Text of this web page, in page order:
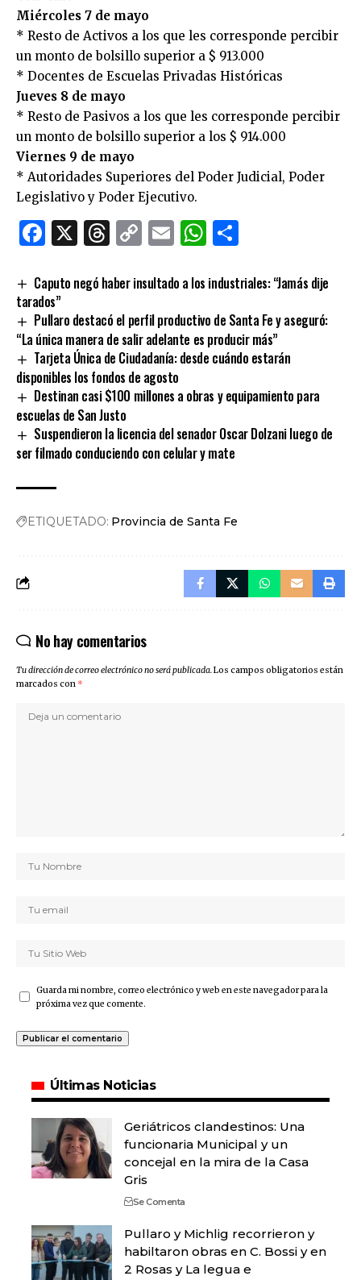
Miércoles 7 de mayo
* Resto de Activos a los que les corresponde percibir
un monto de bolsillo superior a $ 913.000
* Docentes de Escuelas Privadas Históricas
Jueves 8 de mayo
* Resto de Pasivos a los que les corresponde percibir
un monto de bolsillo superior a los $ 914.000
Viernes 9 de mayo
* Autoridades Superiores del Poder Judicial, Poder
Legislativo y Poder Ejecutivo.
Facebook
X Threads
CopyEmailWhatsApp
Caputo negó haber insultado a los industriales: “Jamás dije
tarados”
Pullaro destacó el perfil productivo de Santa Fe y aseguró:
“La única manera de salir adelante es producir más”
Tarjeta Única de Ciudadanía: desde cuándo estarán
disponibles los fondos de agosto
Destinan casi $100 millones a obras y equipamiento para
escuelas de San Justo
Suspendieron la licencia del senador Oscar Dolzani luego de
ser filmado conduciendo con celular y mate
ETIQUETADO: Provincia de Santa Fe
No hay comentarios
Tu dirección de correo electrónico no será publicada.Los campos obligatorios están
marcados con *
Guarda mi nombre, correo electrónico y web en este navegador para la
próxima vez que comente.
Últimas Noticias
Geriátricos clandestinos: Una
funcionaria Municipal y un
concejal en la mira de la Casa
Gris
Se Comenta
Pullaro y Michlig recorrieron y
habiltaron obras en C. Bossi y en
2 Rosas y La legua e